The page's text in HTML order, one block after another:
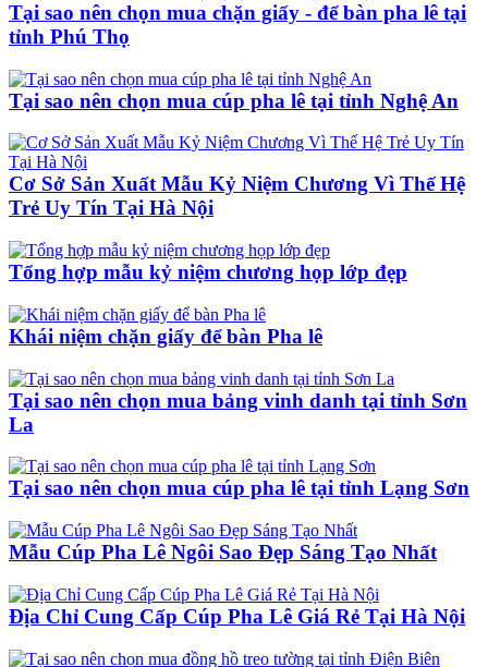
Tại sao nên chọn mua chặn giấy - để bàn pha lê tại
tỉnh Phú Thọ
Tại sao nên chọn mua cúp pha lê tại tỉnh Nghệ An
Cơ Sở Sản Xuất Mẫu Kỷ Niệm Chương Vì Thế Hệ
Trẻ Uy Tín Tại Hà Nội
Tổng hợp mẫu kỷ niệm chương họp lớp đẹp
Khái niệm chặn giấy để bàn Pha lê
Tại sao nên chọn mua bảng vinh danh tại tỉnh Sơn
La
Tại sao nên chọn mua cúp pha lê tại tỉnh Lạng Sơn
Mẫu Cúp Pha Lê Ngôi Sao Đẹp Sáng Tạo Nhất
Địa Chỉ Cung Cấp Cúp Pha Lê Giá Rẻ Tại Hà Nội